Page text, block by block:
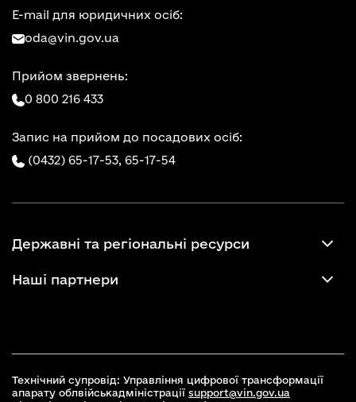
E-mail для юридичних осіб:
oda@vin.gov.ua
Прийом звернень:
0 800 216 433
Запис на прийом до посадових осіб:
(0432) 65-17-53, 65-17-54
Державні та регіональні ресурси
Наші партнери
Технічний супровід: Управління цифрової трансформації
апарату облвійськадміністрації support@vin.gov.ua